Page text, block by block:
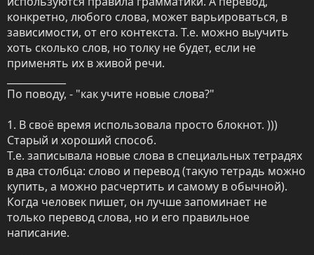
конкретно, любого слова, может варьироваться, в
зависимости, от его контекста. Т.е. можно выучить
хоть сколько слов, но толку не будет, если не
применять их в живой речи.
По поводу, - "как учите новые слова?"
1. В своё время использовала просто блокнот. )))
Старый и хороший способ.
Т.е. записывала новые слова в специальных тетрадях
в два столбца: слово и перевод (такую тетрадь можно
купить, а можно расчертить и самому в обычной).
Когда человек пишет, он лучше запоминает не
только перевод слова, но и его правильное
написание.